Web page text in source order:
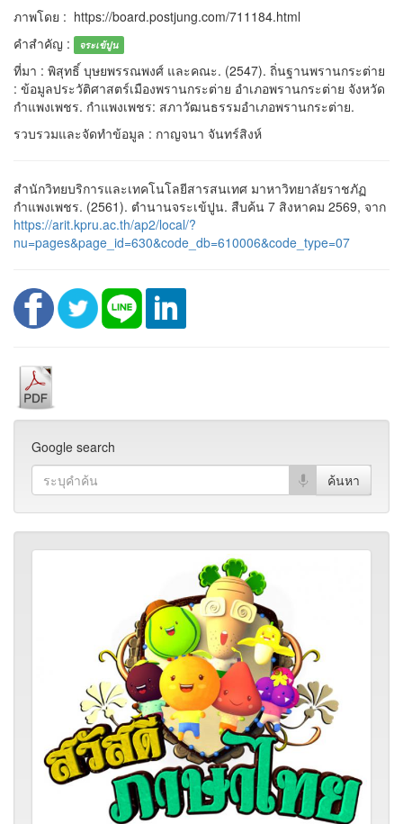
ภาพโดย : https://board.postjung.com/711184.html
คำสำคัญ :
จระเข้ปูน
ที่มา : พิสุทธิ์ บุษยพรรณพงศ์ และคณะ. (2547). ถิ่นฐานพรานกระต่าย
: ข้อมูลประวัติศาสตร์เมืองพรานกระต่าย อำเภอพรานกระต่าย จังหวัด
กำแพงเพชร. กำแพงเพชร: สภาวัฒนธรรมอำเภอพรานกระต่าย.
รวบรวมและจัดทำข้อมูล : กาญจนา จันทร์สิงห์
สำนักวิทยบริการและเทคโนโลยีสารสนเทศ มาหาวิทยาลัยราชภัฏ
กำแพงเพชร. (2561). ตำนานจระเข้ปูน. สืบค้น 7 สิงหาคม 2569, จาก
https://arit.kpru.ac.th/ap2/local/?
nu=pages&page_id=630&code_db=610006&code_type=07
Google search